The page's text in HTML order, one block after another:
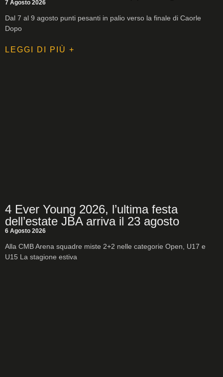
7 Agosto 2026
Dal 7 al 9 agosto punti pesanti in palio verso la finale di Caorle
Dopo
LEGGI DI PIÙ +
4 Ever Young 2026, l’ultima festa
dell’estate JBA arriva il 23 agosto
6 Agosto 2026
Alla CMB Arena squadre miste 2+2 nelle categorie Open, U17 e
U15 La stagione estiva